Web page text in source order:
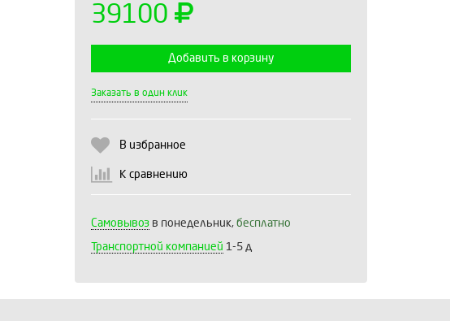
39100
Добавить в корзину
Заказать в один клик
В избранное
К сравнению
Самовывоз в понедельник, бесплатно
Транспортной компанией 1-5 д